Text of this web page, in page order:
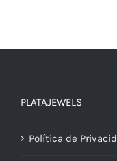
PLATAJEWELS
Política de